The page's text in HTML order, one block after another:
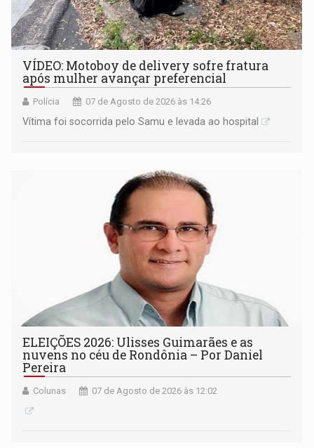
VÍDEO: Motoboy de delivery sofre fratura
após mulher avançar preferencial
Polícia 07 de Agosto de 2026 às 14:26
Vítima foi socorrida pelo Samu e levada ao hospital
ELEIÇÕES 2026: Ulisses Guimarães e as
nuvens no céu de Rondônia – Por Daniel
Pereira
Colunas 07 de Agosto de 2026 às 12:02